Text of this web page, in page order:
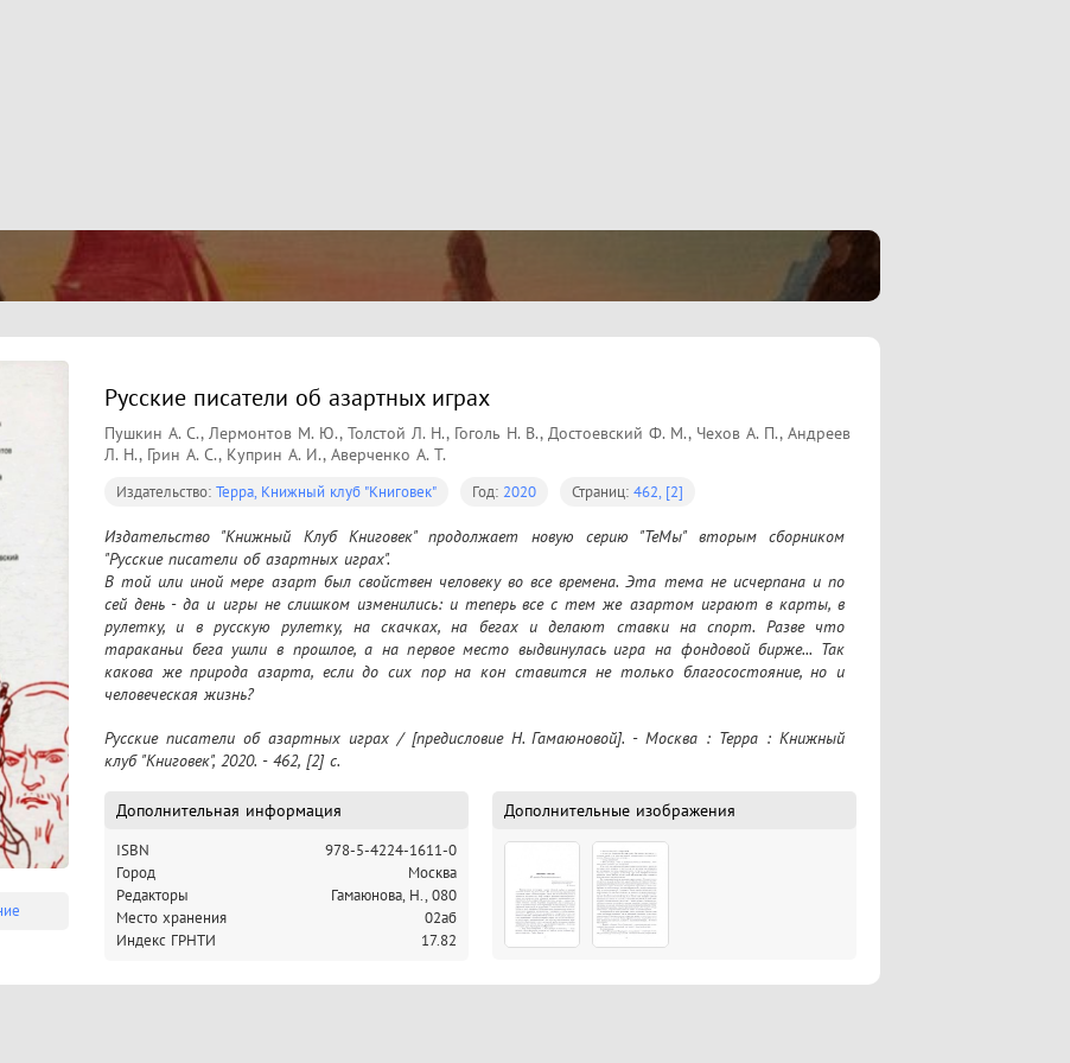
Русские писатели об азартных играх
Пушкин А. С., Лермонтов М. Ю., Толстой Л. Н., Гоголь Н. В., Достоевский Ф. М., Чехов А. П., Андреев
Л. Н., Грин А. С., Куприн А. И., Аверченко А. Т.
Издательство: Терра, Книжный клуб "Книговек" Год: 2020 Страниц: 462, [2]
Издательство "Книжный Клуб Книговек" продолжает новую серию "ТеМы" вторым сборником
"Русские писатели об азартных играх".
В той или иной мере азарт был свойствен человеку во все времена. Эта тема не исчерпана и по
сей день - да и игры не слишком изменились: и теперь все с тем же азартом играют в карты, в
рулетку, и в русскую рулетку, на скачках, на бегах и делают ставки на спорт. Разве что
тараканьи бега ушли в прошлое, а на первое место выдвинулась игра на фондовой бирже... Так
какова же природа азарта, если до сих пор на кон ставится не только благосостояние, но и
человеческая жизнь?
Достоевский, А. Чехов, Л. Андреев, А. Грин, А. Куприн, А. Аверченко.
Русские писатели об азартных играх / [предисловие Н. Гамаюновой]. - Москва : Терра : Книжный
клуб "Книговек", 2020. - 462, [2] с.
Дополнительная информация
ISBN
978-5-4224-1611-0
Город
Москва
Редакторы
Гамаюнова, Н., 080
Место хранения
02аб
Индекс ГРНТИ
17.82
Дополнительные изображения